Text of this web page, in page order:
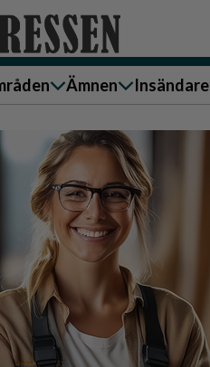
Härryda
Lerum
Partille
Göteborg
Backa/Kärra
Sydväst
Ämnen
Bostad
Ekonomi
Krönika
Kultur & Nöje
Familj
Nyheter
Näringsliv
Omsorg
Insändare
Skicka
Härryda
Lerum
Göteborg
Backa/
Hisingen